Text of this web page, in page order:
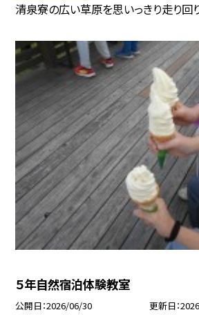
清泉寮の広い草原を思いっきり走り回
５年自然宿泊体験教室
公開日 2026/06/30 更新日